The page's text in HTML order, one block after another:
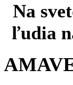
Na
ľudia